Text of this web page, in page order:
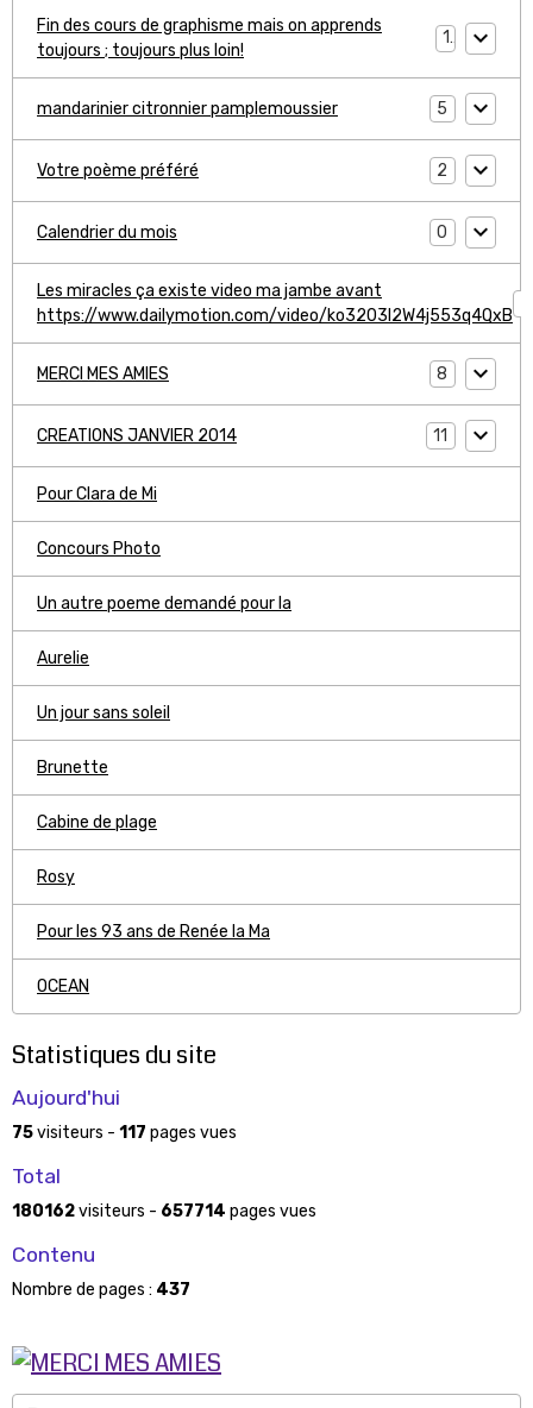
Fin des cours de graphisme mais on apprends
toujours ; toujours plus loin!
1
mandarinier citronnier pamplemoussier 5
Votre poème préféré 2
Calendrier du mois 0
Les miracles ça existe video ma jambe avant
https://www.dailymotion.com/video/ko3203l2W4j553q4QxB
MERCI MES AMIES 8
CREATIONS JANVIER 2014 11
Pour Clara de Mi
Concours Photo
Un autre poeme demandé pour la
Aurelie
Un jour sans soleil
Brunette
Cabine de plage
Rosy
Pour les 93 ans de Renée la Ma
OCEAN
Statistiques du site
Aujourd'hui
75visiteurs - 117 pages vues
Total
180162visiteurs - 657714 pages vues
Contenu
Nombre de pages : 437